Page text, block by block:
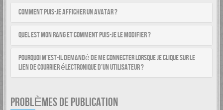
Comment puis-je afficher un avatar ?
Quel est mon rang et comment puis-je le modifier ?
Pourquoi m’est-il demandé de me connecter lorsque je clique sur le
lien de courrier électronique d’un utilisateur ?
PROBLÈMES DE PUBLICATION